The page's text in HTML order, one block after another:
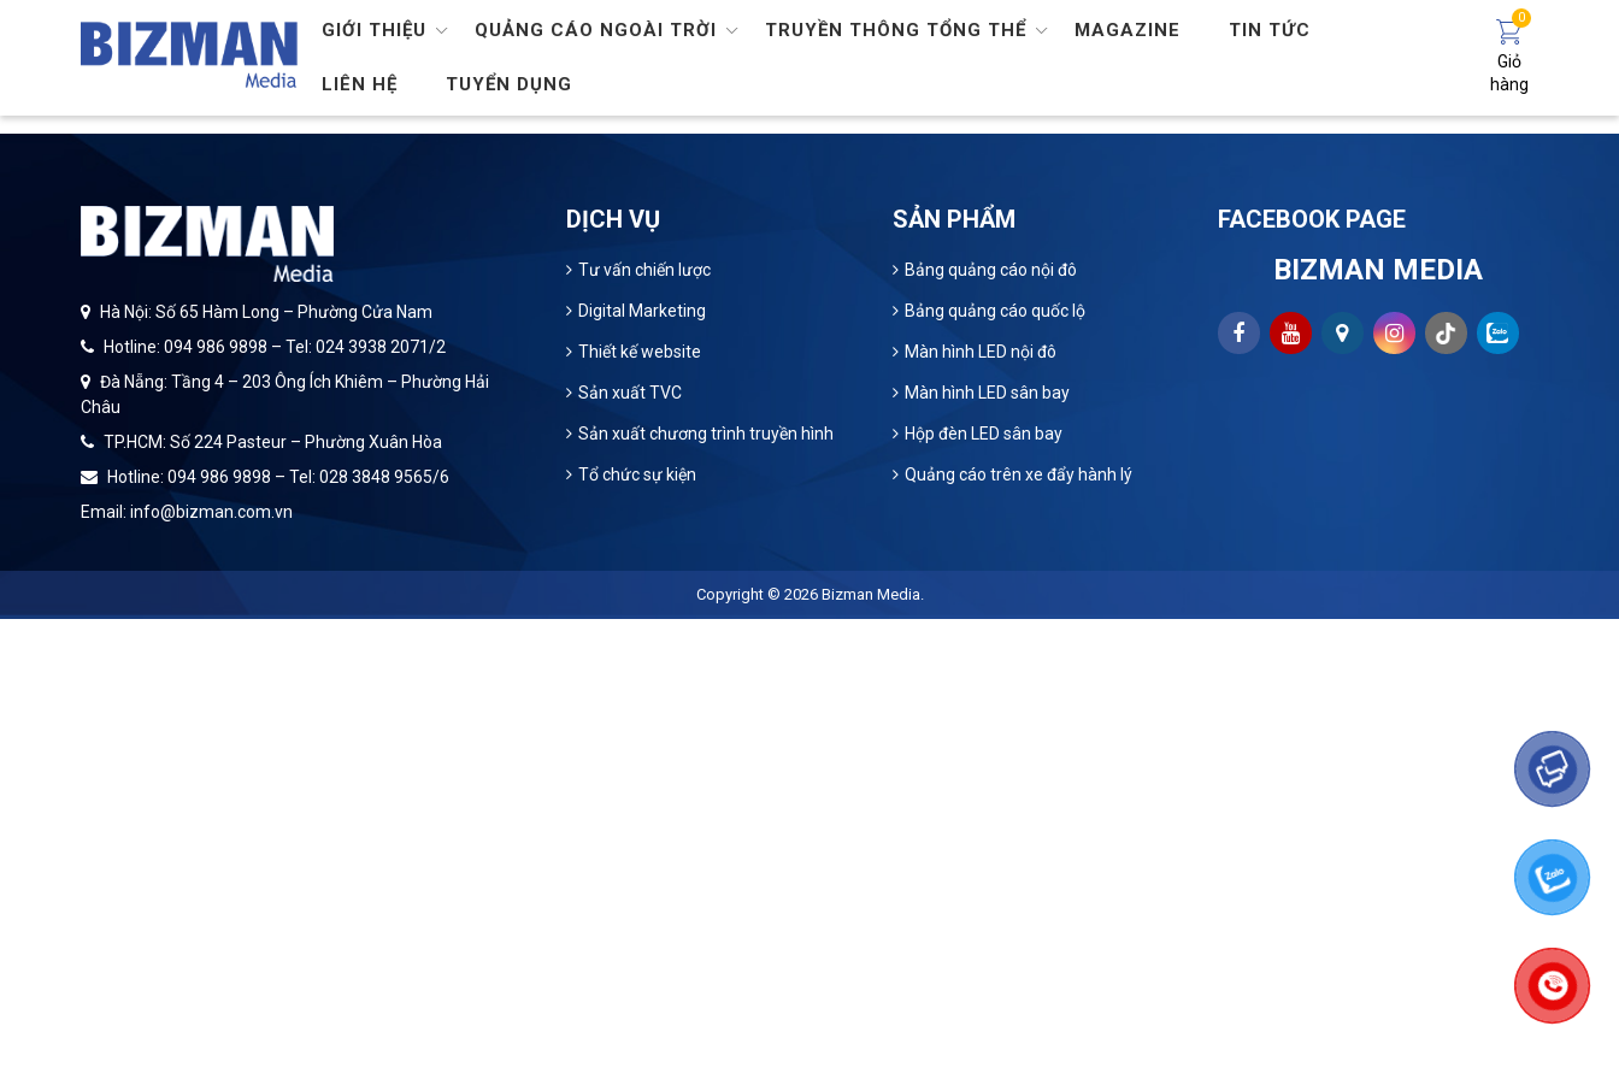
GIỚI THIỆU QUẢNG CÁO NGOÀI TRỜI TRUYỀN THÔNG TỔNG THỂ MAGAZINE TIN TỨC
LIÊN HỆ TUYỂN DỤNG
0
Giỏ
hàng
Hà Nội: Số 65 Hàm Long – Phường Cửa Nam
Hotline: 094 986 9898 – Tel: 024 3938 2071/2
Đà Nẵng: Tầng 4 – 203 Ông Ích Khiêm – Phường Hải
Châu
TP.HCM: Số 224 Pasteur – Phường Xuân Hòa
Hotline: 094 986 9898 – Tel: 028 3848 9565/6
Email: info@bizman.com.vn
DỊCH VỤ
Tư vấn chiến lược
Digital Marketing
Thiết kế website
Sản xuất TVC
Sản xuất chương trình truyền hình
Tổ chức sự kiện
SẢN PHẨM
Bảng quảng cáo nội đô
Bảng quảng cáo quốc lộ
Màn hình LED nội đô
Màn hình LED sân bay
Hộp đèn LED sân bay
Quảng cáo trên xe đẩy hành lý
FACEBOOK PAGE
BIZMAN MEDIA
Copyright © 2026 Bizman Media.